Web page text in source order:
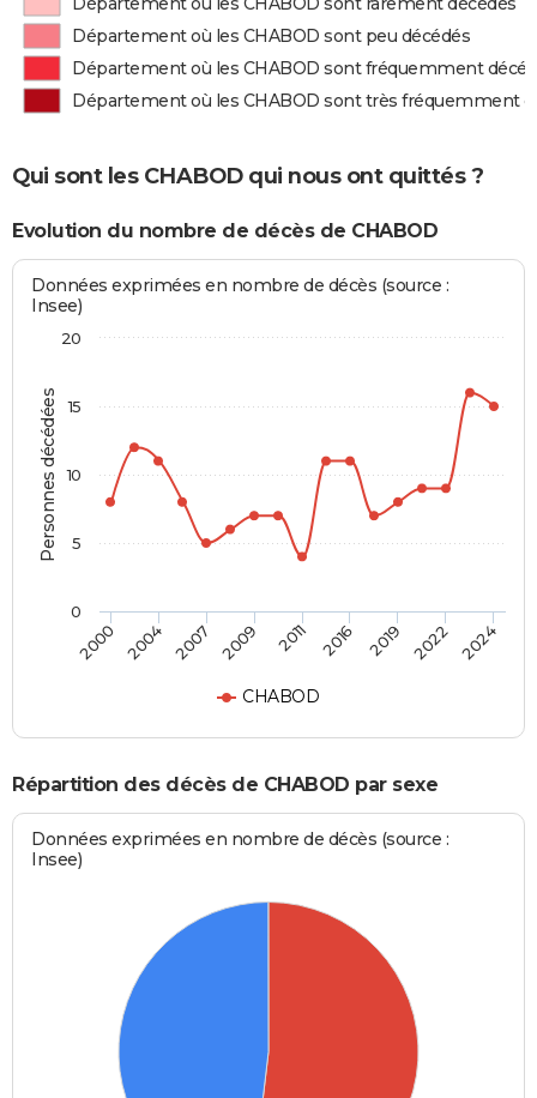
Département où les CHABOD sont peu décédés
Département où les CHABOD sont fréquemment
Département où les CHABOD sont très fréquemment
Qui sont les CHABOD qui nous ont quittés ?
Evolution du nombre de décès de CHABOD
Personnes décédées
Données exprimées en nombre de décès (source :
Insee)
CHABOD
2000 2004 2007 2009 2011 2016 2019 2022 2024
0
5
10
15
20
Répartition des décès de CHABOD par sexe
Données exprimées en nombre de décès (source :
Insee)